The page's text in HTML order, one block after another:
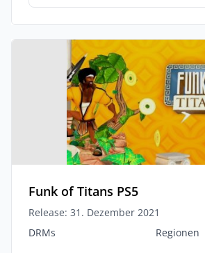
Funk of Titans PS5
Release: 31. Dezember 2021
DRMs
Regionen